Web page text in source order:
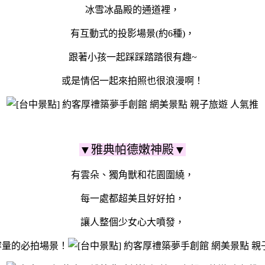
冰雪冰晶殿的通道裡，
有互動式的投影場景(約6種)，
跟著小孩一起踩踩踏踏很有趣~
或是情侶一起來拍照也很浪漫啊！
▼雅典帕德嫩神殿▼
有雲朵、獨角獸和花園圍繞，
每一處都超美且好好拍，
讓人整個少女心大噴發，
的必拍場景！